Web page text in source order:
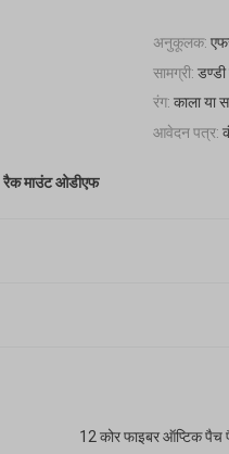
अनुकूलक:
सामग्री:
रंग: काला या
आवेदन पत्र:
रैक माउंट ओडीएफ
12 कोर फाइबर ऑप्टिक